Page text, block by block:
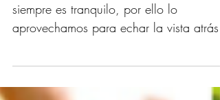
siempre es tranquilo, por ello lo
aprovechamos para echar la vista atrás y